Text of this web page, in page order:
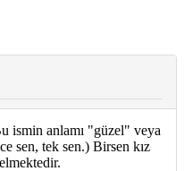
ismin anlamı "güzel" veya
sen, tek sen.) Birsen kız